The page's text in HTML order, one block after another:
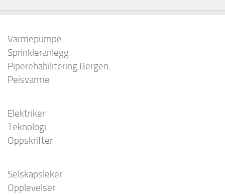
Varmepumpe
Sprinkleranlegg
Piperehabilitering Bergen
Peisvarme
Elektriker
Teknologi
Oppskrifter
Selskapsleker
Opplevelser